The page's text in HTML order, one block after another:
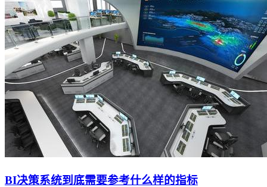
BI决策系统到底需要参考什么样的指标